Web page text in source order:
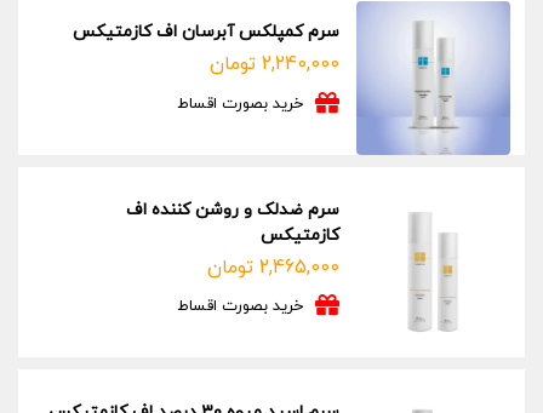
سرم کمپلکس آبرسان اف کازمتیکس
2,240,000 تومان
خرید بصورت اقساط
سرم ضدلک و روشن کننده اف
کازمتیکس
2,465,000 تومان
خرید بصورت اقساط